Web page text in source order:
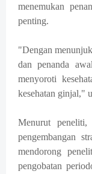
menemukan
penting.
"Dengan
dan penanda
menyoroti
kesehatan ginjal,"
Menurut
pengembangan
mendorong
pengobatan